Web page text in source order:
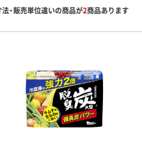
法・販売単位違いの商品が2商品あります